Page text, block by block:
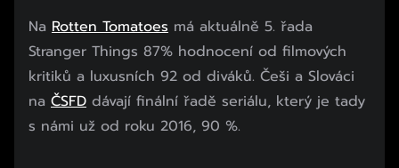
Na Rotten Tomatoes má aktuálně 5. řada
Stranger Things 87% hodnocení od filmových
kritiků a luxusních 92 od diváků. Češi a Slováci
na ČSFD dávají finální řadě seriálu, který je tady
s námi už od roku 2016, 90 %.